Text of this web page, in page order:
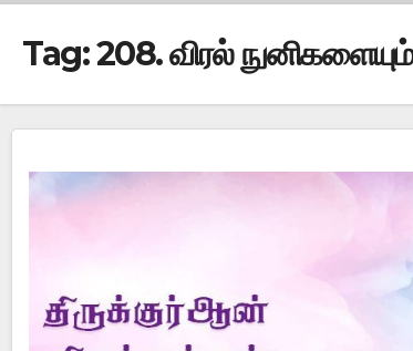
Tag:208. விரல்